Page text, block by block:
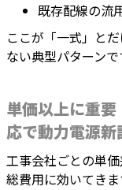
既存配線の流
ここが「一式」と
ない典型パターンで
単価以上に重
応で動力電源
工事会社ごとの単
総費用に効いてきま